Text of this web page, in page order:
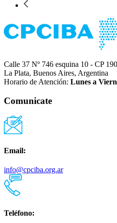
Calle 37 Nº 746 esquina 10 - CP
La Plata, Buenos Aires, Argentina
Horario de Atención: Lunes a
Comunicate
Email:
info@cpciba.org.ar
Teléfono: